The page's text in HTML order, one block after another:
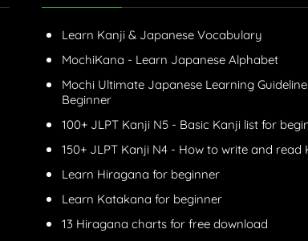
Learn Kanji & Japanese Vocabulary
MochiKana - Learn Japanese Alphabet
Mochi Ultimate Japanese Learning
Beginner
100+ JLPT Kanji N5 - Basic Kanji list for
150+ JLPT Kanji N4 - How to write and read
Learn Hiragana for beginner
Learn Katakana for beginner
13 Hiragana charts for free download